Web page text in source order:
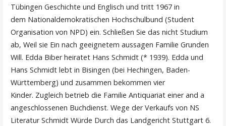
Tübingen Geschichte und Englisch und tritt 1967 in
dem Nationaldemokratischen Hochschulbund (Student
Organisation von NPD) ein. Schließen Sie das nicht Studium
ab, Weil sie Ein nach geeignetem aussagen Familie Grunden
Will. Edda Biber heiratet Hans Schmidt (* 1939). Edda und
Hans Schmidt lebt in Bisingen (bei Hechingen, Baden-
Württemberg) und zusammen bekommen vier
Kinder. Zugleich betrieb die Familie Antiquariat einer and a
angeschlossenen Buchdienst. Wege der Verkaufs von NS
Literatur Schmidt Würde Durch das Landgericht Stuttgart 6.